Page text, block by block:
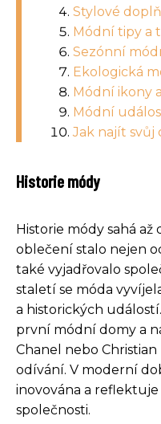
Stylové
Módní tipy a
Sezónní
Ekologická
Módní ikony
Módní
Jak najít svůj
Historie módy
Historie módy sahá až
oblečení stalo nejen
také vyjadřovalo
staletí se móda
a historických
první módní domy a
Chanel nebo
odívání. V moderní
inovována a
společnosti.